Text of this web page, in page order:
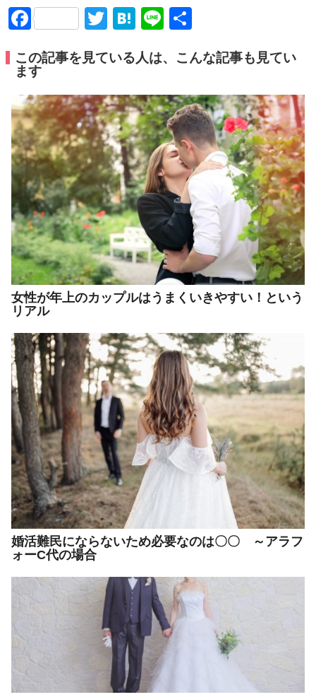
FacebookTwitter
Hatena
Line
この記事を見ている人は、こんな記事も見てい
ます
女性が年上のカップルはうまくいきやすい！という
リアル
婚活難民にならないため必要なのは〇〇 ～アラフ
ォーC代の場合